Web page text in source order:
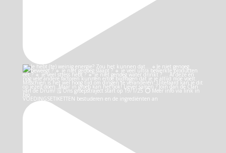
VOEDINGSETIKETTEN bestuderen en de ingrediënten an